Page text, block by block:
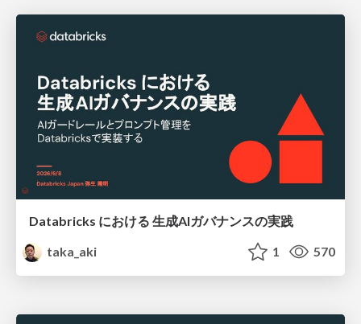
Databricks における 生成AIガバナンスの実践
taka_aki
1 570